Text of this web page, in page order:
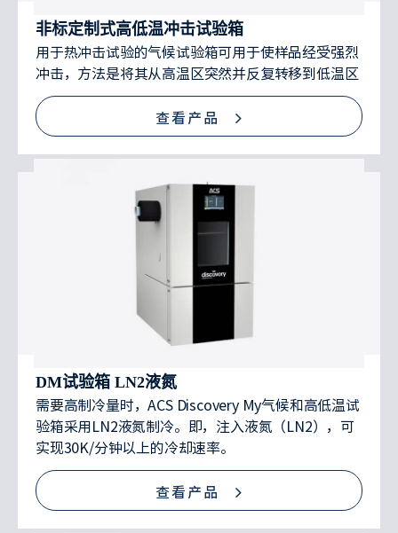
非标定制式高低温冲击试验箱
用于热冲击试验的气候试验箱可用于使样品经受强烈
冲击，方法是将其从高温区突然并反复转移到低温区
查看产品
DM试验箱 LN2液氮
需要高制冷量时，ACS Discovery My气候和高低温试
验箱采用LN2液氮制冷。即，注入液氮（LN2），可
实现30K/分钟以上的冷却速率。
查看产品